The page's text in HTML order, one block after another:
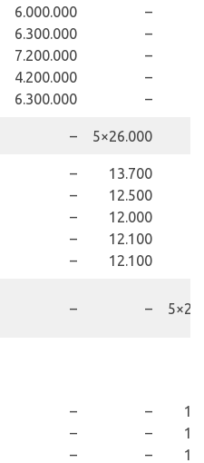
6.000.000
6.300.000
7.200.000
4.200.000
6.300.000
–
–
–
–
–
– 5×26.000
–
–
–
–
–
13.700
12.500
12.000
12.100
12.100
– –
–
–
–
–
–
–